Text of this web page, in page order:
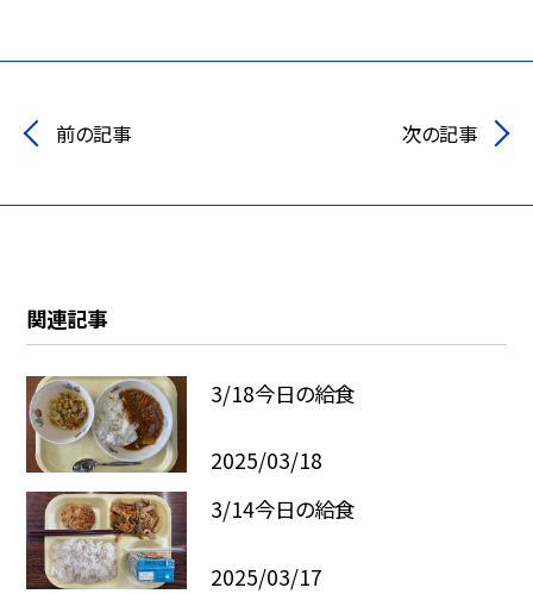
前の記事 次の記事
関連記事
3/18今日の給食
2025/03/18
3/14今日の給食
2025/03/17